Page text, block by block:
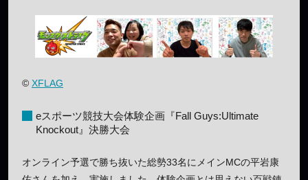
© XFLAG
eスポーツ競技大会体験企画『Fall Guys:Ultimate
Knockout』決勝大会
オンライン予選で勝ち抜いた総勢33名にメインMCの平岩康